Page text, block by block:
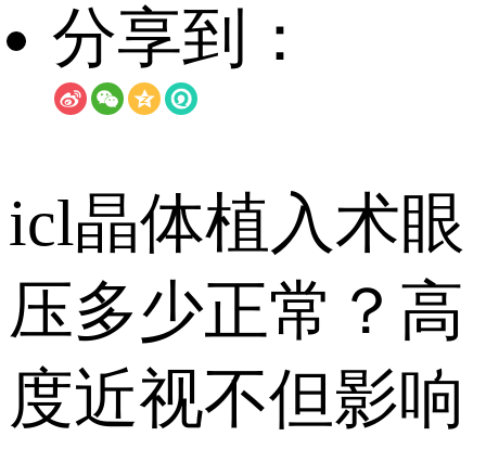
分享到：
icl晶体植入术眼
压多少正常？高
度近视不但影响